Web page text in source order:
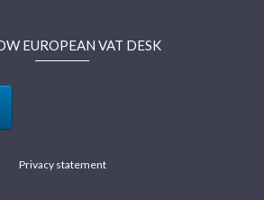
EUROPEAN VAT DESK
Privacy statement